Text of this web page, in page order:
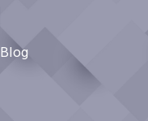
Blog